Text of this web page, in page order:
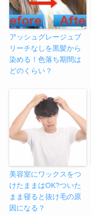
アッシュグレージュブ
リーチなしを黒髪から
染める！色落ち期間は
どのくらい？
美容室にワックスをつ
けたままはOK?ついた
まま寝ると抜け毛の原
因になる？